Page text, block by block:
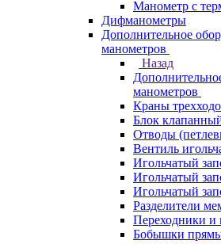
Манометр с
Дифманометры
Дополнительное
манометров
Назад
манометров
Краны
Блок
Отводы
Вентиль
Игольчатый
Игольчатый
Игольчатый
Разделители
Переходники
Бобышки